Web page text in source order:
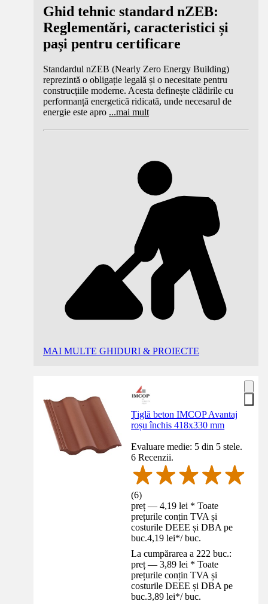
Ghid tehnic standard nZEB:
Reglementări, caracteristici și
pași pentru certificare
Standardul nZEB (Nearly Zero Energy Building)
reprezintă o obligație legală și o necesitate pentru
construcțiile moderne. Acesta definește clădirile cu
performanță energetică ridicată, unde necesarul de
energie este apro ...mai mult
MAI MULTE GHIDURI & PROIECTE
Țiglă beton IMCOP Avantaj
roșu închis 418x330 mm
Evaluare medie: 5 din 5 stele.
6 Recenzii.
(6)
preț — 4,19 lei * Toate
prețurile conțin TVA și
costurile DEEE și DBA pe
buc.4,19 lei*/ buc.
La cumpărarea a 222 buc.:
preț — 3,89 lei * Toate
prețurile conțin TVA și
costurile DEEE și DBA pe
buc.3,89 lei*/ buc.